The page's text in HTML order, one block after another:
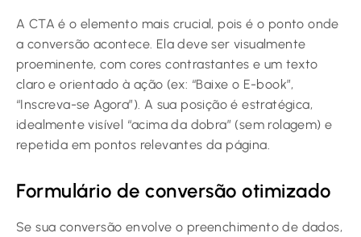
A CTA é o elemento mais crucial, pois é o ponto onde
a conversão acontece. Ela deve ser visualmente
proeminente, com cores contrastantes e um texto
claro e orientado à ação (ex: “Baixe o E-book”,
“Inscreva-se Agora”). A sua posição é estratégica,
idealmente visível “acima da dobra” (sem rolagem) e
repetida em pontos relevantes da página.
Formulário de conversão otimizado
Se sua conversão envolve o preenchimento de dados,